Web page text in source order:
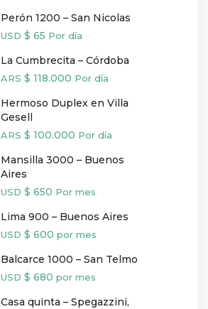
Perón 1200 – San Nicolas
USD $ 65 Por día
La Cumbrecita – Córdoba
ARS $ 118.000 Por día
Hermoso Duplex en Villa
Gesell
ARS $ 100.000 Por día
Mansilla 3000 – Buenos
Aires
USD $ 650 Por mes
Lima 900 – Buenos Aires
USD $ 600 por mes
Balcarce 1000 – San Telmo
USD $ 680 por mes
Casa quinta – Spegazzini,